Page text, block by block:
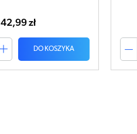
42,99 zł
DO KOSZYKA